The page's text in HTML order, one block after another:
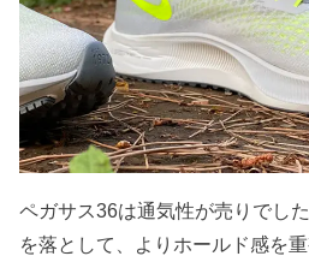
ペガサス36は通気性が売りでし
を落として、よりホールド感を